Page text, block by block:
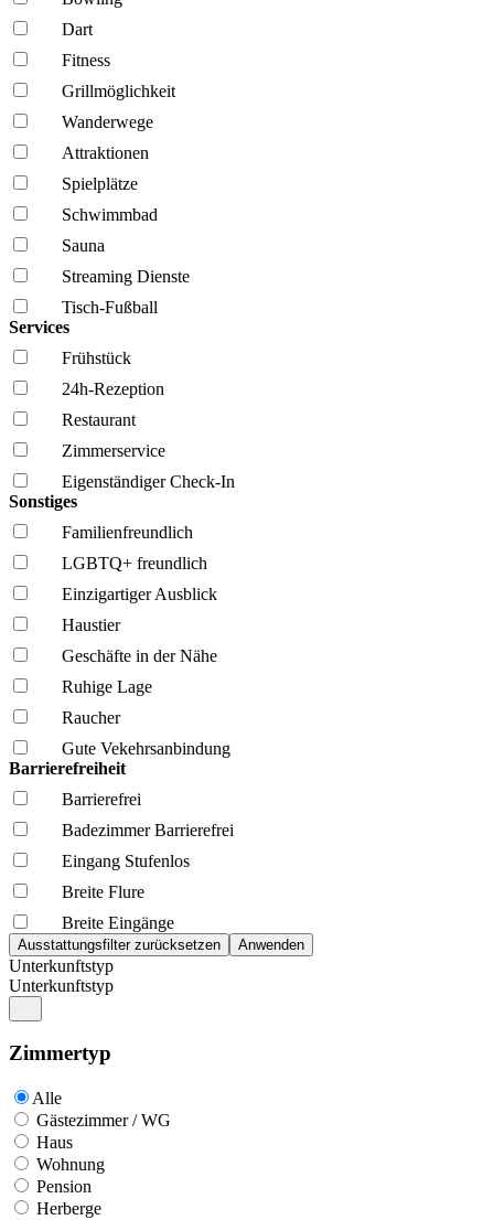
Dart
Fitness
Grillmöglich­keit
Wanderwege
Attraktionen
Spielplätze
Schwimmbad
Sauna
Streaming Dienste
Tisch-Fußball
Services
Frühstück
24h-Rezeption
Restaurant
Zimmerservice
Eigenständiger Check-In
Sonstiges
Familien­freundlich
LGBTQ+ freundlich
Einzigartiger Ausblick
Haustier
Geschäfte in der Nähe
Ruhige Lage
Raucher
Gute Vekehrsanbindung
Barrierefreiheit
Barrierefrei
Badezimmer Barrierefrei
Eingang Stufenlos
Breite Flure
Breite Eingänge
Unterkunftstyp
Unterkunftstyp
Zimmertyp
Alle
Gästezimmer / WG
Haus
Wohnung
Pension
Herberge